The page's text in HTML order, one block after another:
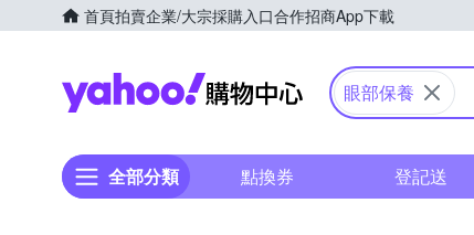
首頁拍賣企業/大宗採購入口合作招商App下載
Yahoo購物中心
眼部保養
全部分類 點換券 登記送